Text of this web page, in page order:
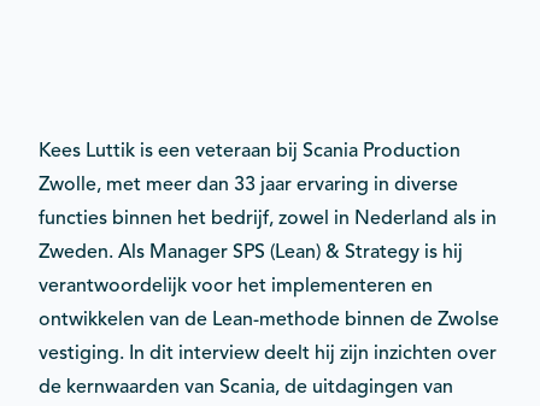
Kees Luttik is een veteraan bij Scania Production
Zwolle, met meer dan 33 jaar ervaring in diverse
functies binnen het bedrijf, zowel in Nederland als in
Zweden. Als Manager SPS (Lean) & Strategy is hij
verantwoordelijk voor het implementeren en
ontwikkelen van de Lean-methode binnen de Zwolse
vestiging. In dit interview deelt hij zijn inzichten over
de kernwaarden van Scania, de uitdagingen van